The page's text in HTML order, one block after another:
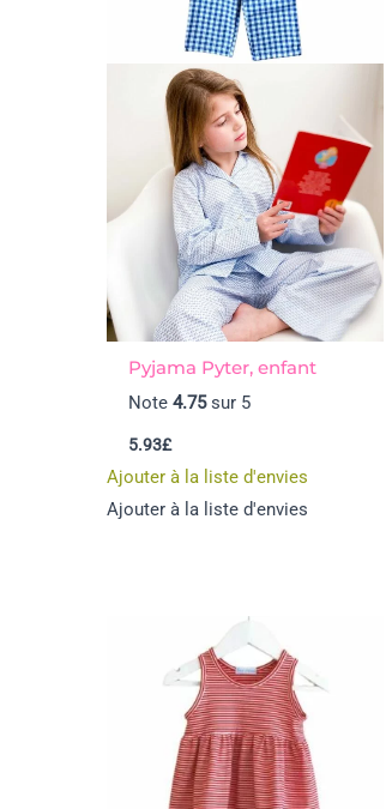
Pyjama Pyter, enfant
Note 4.75sur 5
5.93£
Ajouter à la liste d'envies
Ajouter à la liste d'envies